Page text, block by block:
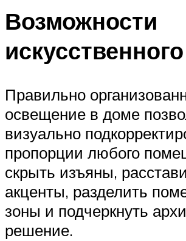
Возможности
Правильно
освещение в доме
визуально
пропорции любого
скрыть изъяны,
акценты, разделить
зоны и подчеркнуть
решение.